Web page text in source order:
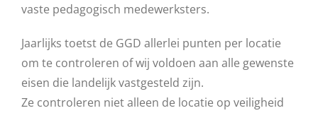
vaste pedagogisch medewerksters.
Jaarlijks toetst de GGD allerlei punten per locatie
om te controleren of wij voldoen aan alle gewenste
eisen die landelijk vastgesteld zijn.
Ze controleren niet alleen de locatie op veiligheid